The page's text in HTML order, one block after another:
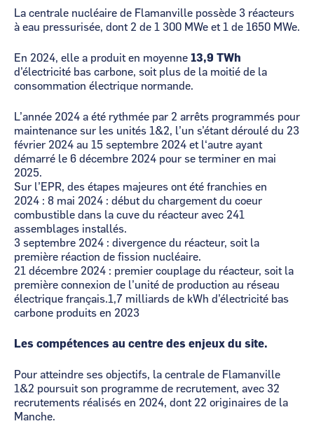
La centrale nucléaire de Flamanville possède 3 réacteurs
à eau pressurisée, dont 2 de 1 300 MWe et 1 de 1650 MWe.
En 2024, elle a produit en moyenne 13,9 TWh
d’électricité bas carbone, soit plus de la moitié de la
consommation électrique normande.
L’année 2024 a été rythmée par 2 arrêts programmés pour
maintenance sur les unités 1&2, l’un s’étant déroulé du 23
février 2024 au 15 septembre 2024 et l‘autre ayant
démarré le 6 décembre 2024 pour se terminer en mai
2025.
Sur l’EPR, des étapes majeures ont été franchies en
2024 : 8 mai 2024 : début du chargement du coeur
combustible dans la cuve du réacteur avec 241
assemblages installés.
3 septembre 2024 : divergence du réacteur, soit la
première réaction de fission nucléaire.
21 décembre 2024 : premier couplage du réacteur, soit la
première connexion de l’unité de production au réseau
électrique français.1,7 milliards de kWh d’électricité bas
carbone produits en 2023
Les compétences au centre des enjeux du site.
Pour atteindre ses objectifs, la centrale de Flamanville
1&2 poursuit son programme de recrutement, avec 32
recrutements réalisés en 2024, dont 22 originaires de la
Manche.